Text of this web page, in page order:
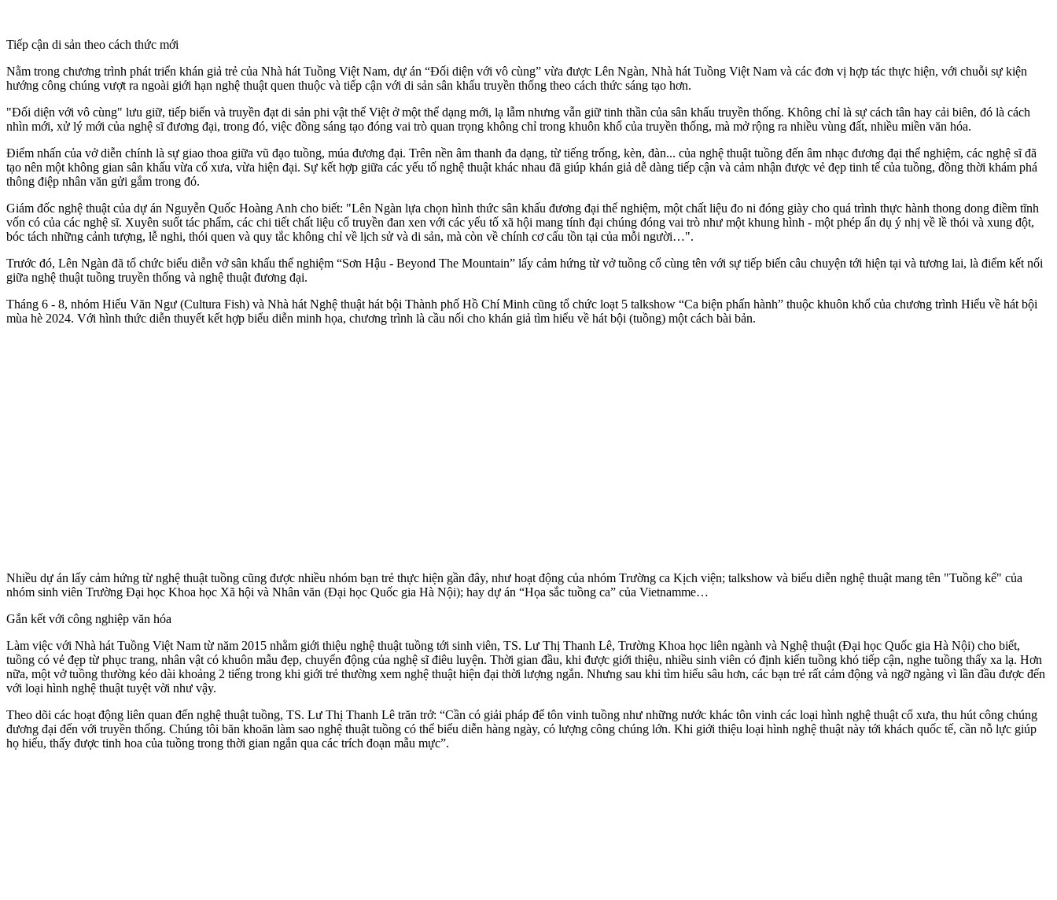
Tiếp cận di sản theo cách thức mới
Nằm trong chương trình phát triển khán giả trẻ của Nhà hát Tuồng Việt Nam, dự án “Đối diện với vô cùng” vừa được Lên Ngàn, Nhà hát Tuồng Việt Nam và các đơn vị hợp tác thực hiện, với chuỗi sự kiện
hướng công chúng vượt ra ngoài giới hạn nghệ thuật quen thuộc và tiếp cận với di sản sân khấu truyền thống theo cách thức sáng tạo hơn.
"Đối diện với vô cùng" lưu giữ, tiếp biến và truyền đạt di sản phi vật thể Việt ở một thể dạng mới, lạ lẫm nhưng vẫn giữ tinh thần của sân khấu truyền thống. Không chỉ là sự cách tân hay cải biên, đó là cách
nhìn mới, xử lý mới của nghệ sĩ đương đại, trong đó, việc đồng sáng tạo đóng vai trò quan trọng không chỉ trong khuôn khổ của truyền thống, mà mở rộng ra nhiều vùng đất, nhiều miền văn hóa.
Điểm nhấn của vở diễn chính là sự giao thoa giữa vũ đạo tuồng, múa đương đại. Trên nền âm thanh đa dạng, từ tiếng trống, kèn, đàn... của nghệ thuật tuồng đến âm nhạc đương đại thể nghiệm, các nghệ sĩ đã
tạo nên một không gian sân khấu vừa cổ xưa, vừa hiện đại. Sự kết hợp giữa các yếu tố nghệ thuật khác nhau đã giúp khán giả dễ dàng tiếp cận và cảm nhận được vẻ đẹp tinh tế của tuồng, đồng thời khám phá
thông điệp nhân văn gửi gắm trong đó.
Giám đốc nghệ thuật của dự án Nguyễn Quốc Hoàng Anh cho biết: "Lên Ngàn lựa chọn hình thức sân khấu đương đại thể nghiệm, một chất liệu đo ni đóng giày cho quá trình thực hành thong dong điềm tĩnh
vốn có của các nghệ sĩ. Xuyên suốt tác phẩm, các chi tiết chất liệu cổ truyền đan xen với các yếu tố xã hội mang tính đại chúng đóng vai trò như một khung hình - một phép ẩn dụ ý nhị về lề thói và xung đột,
bóc tách những cảnh tượng, lễ nghi, thói quen và quy tắc không chỉ về lịch sử và di sản, mà còn về chính cơ cấu tồn tại của mỗi người…".
Trước đó, Lên Ngàn đã tổ chức biểu diễn vở sân khấu thể nghiệm “Sơn Hậu - Beyond The Mountain” lấy cảm hứng từ vở tuồng cổ cùng tên với sự tiếp biến câu chuyện tới hiện tại và tương lai, là điểm kết nối
giữa nghệ thuật tuồng truyền thống và nghệ thuật đương đại.
Tháng 6 - 8, nhóm Hiếu Văn Ngư (Cultura Fish) và Nhà hát Nghệ thuật hát bội Thành phố Hồ Chí Minh cũng tổ chức loạt 5 talkshow “Ca biện phấn hành” thuộc khuôn khổ của chương trình Hiểu về hát bội
mùa hè 2024. Với hình thức diễn thuyết kết hợp biểu diễn minh họa, chương trình là cầu nối cho khán giả tìm hiểu về hát bội (tuồng) một cách bài bản.
Nhiều dự án lấy cảm hứng từ nghệ thuật tuồng cũng được nhiều nhóm bạn trẻ thực hiện gần đây, như hoạt động của nhóm Trường ca Kịch viện; talkshow và biểu diễn nghệ thuật mang tên "Tuồng kể" của
nhóm sinh viên Trường Đại học Khoa học Xã hội và Nhân văn (Đại học Quốc gia Hà Nội); hay dự án “Họa sắc tuồng ca” của Vietnamme…
Gắn kết với công nghiệp văn hóa
Làm việc với Nhà hát Tuồng Việt Nam từ năm 2015 nhằm giới thiệu nghệ thuật tuồng tới sinh viên, TS. Lư Thị Thanh Lê, Trường Khoa học liên ngành và Nghệ thuật (Đại học Quốc gia Hà Nội) cho biết,
tuồng có vẻ đẹp từ phục trang, nhân vật có khuôn mẫu đẹp, chuyển động của nghệ sĩ điêu luyện. Thời gian đầu, khi được giới thiệu, nhiều sinh viên có định kiến tuồng khó tiếp cận, nghe tuồng thấy xa lạ. Hơn
nữa, một vở tuồng thường kéo dài khoảng 2 tiếng trong khi giới trẻ thường xem nghệ thuật hiện đại thời lượng ngắn. Nhưng sau khi tìm hiểu sâu hơn, các bạn trẻ rất cảm động và ngỡ ngàng vì lần đầu được đến
với loại hình nghệ thuật tuyệt vời như vậy.
Theo dõi các hoạt động liên quan đến nghệ thuật tuồng, TS. Lư Thị Thanh Lê trăn trở: “Cần có giải pháp để tôn vinh tuồng như những nước khác tôn vinh các loại hình nghệ thuật cổ xưa, thu hút công chúng
đương đại đến với truyền thống. Chúng tôi băn khoăn làm sao nghệ thuật tuồng có thể biểu diễn hàng ngày, có lượng công chúng lớn. Khi giới thiệu loại hình nghệ thuật này tới khách quốc tế, cần nỗ lực giúp
họ hiểu, thấy được tinh hoa của tuồng trong thời gian ngắn qua các trích đoạn mẫu mực”.